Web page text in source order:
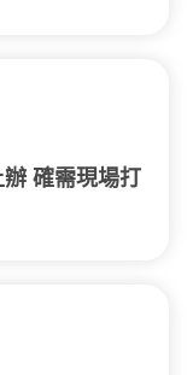
確需現場打